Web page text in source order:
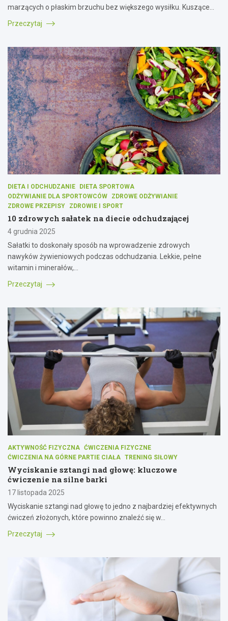
marzących o płaskim brzuchu bez większego wysiłku. Kuszące…
Przeczytaj
DIETA I ODCHUDZANIE
DIETA SPORTOWA
ODŻYWIANIE DLA SPORTOWCÓW
ZDROWE ODŻYWIANIE
ZDROWE PRZEPISY
ZDROWIE I SPORT
10 zdrowych sałatek na diecie odchudzającej
4 grudnia 2025
Sałatki to doskonały sposób na wprowadzenie zdrowych
nawyków żywieniowych podczas odchudzania. Lekkie, pełne
witamin i minerałów,…
Przeczytaj
AKTYWNOŚĆ FIZYCZNA ĆWICZENIA FIZYCZNE
ĆWICZENIA NA GÓRNE PARTIE CIAŁA TRENING SIŁOWY
Wyciskanie sztangi nad głowę: kluczowe
ćwiczenie na silne barki
17 listopada 2025
Wyciskanie sztangi nad głowę to jedno z najbardziej efektywnych
ćwiczeń złożonych, które powinno znaleźć się w…
Przeczytaj